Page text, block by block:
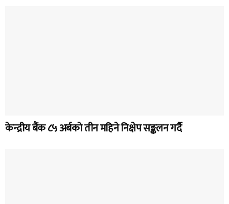
केन्द्रीय बैंक ८५ अर्बको तीन महिने निक्षेप सङ्कलन गर्दै